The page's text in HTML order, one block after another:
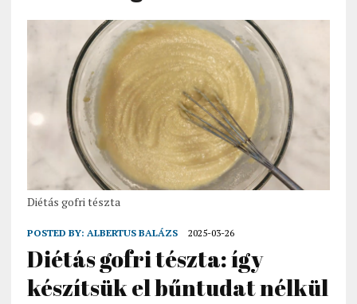
Diétás gofri tészta
POSTED BY: ALBERTUS BALÁZS 2025-03-26
Diétás gofri tészta: így
készítsük el bűntudat nélkül